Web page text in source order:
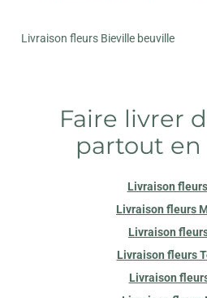
Livraison fleurs Bieville beuville
Faire livrer
partout en
Livraison
Livraison fleurs
Livraison
Livraison fleurs
Livraison